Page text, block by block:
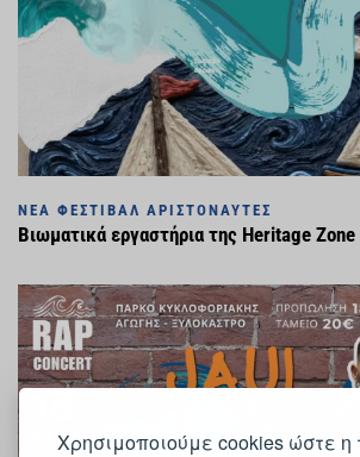
Χρησιμοποιούμε cookies ώστε η
ΝΈΑ ΦΕΣΤΙΒΆΛ ΑΡΙΣΤΟΝΑΎΤΕΣ
Βιωματικά εργαστήρια της Heritage Zone